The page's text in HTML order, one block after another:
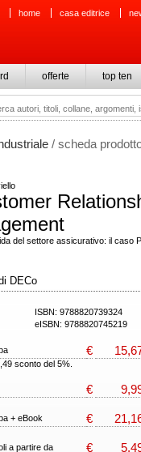
home casa editrice
offerte top ten
/ scheda
del settore assicurativo: il caso
DECo
ISBN: 9788820739324
eISBN: 9788820745219
€
sconto del 5%.
€
+ eBook €
a partire da €